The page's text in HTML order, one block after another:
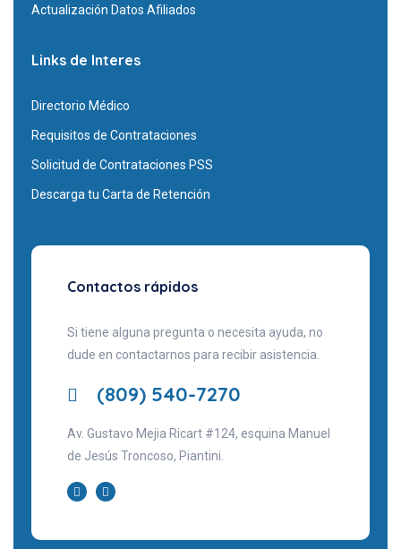
Actualización Datos Afiliados
Links de Interes
Directorio Médico
Requisitos de Contrataciones
Solicitud de Contrataciones PSS
Descarga tu Carta de Retención
Contactos rápidos
Si tiene alguna pregunta o necesita ayuda, no
dude en contactarnos para recibir asistencia.
(809) 540-7270
Av. Gustavo Mejia Ricart #124, esquina Manuel
de Jesús Troncoso, Piantini.